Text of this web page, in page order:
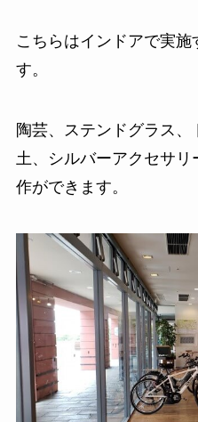
こちらはインドアで実
す。
陶芸、ステンドグラス
土、シルバーアクセサ
作ができます。